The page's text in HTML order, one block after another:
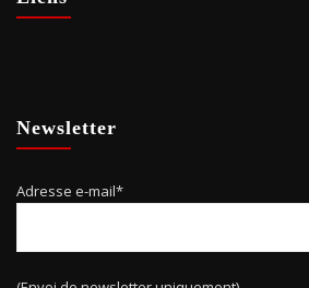
Newsletter
Adresse e-mail*